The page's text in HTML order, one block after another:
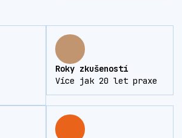
Roky zkušeností
Více jak 20 let praxe